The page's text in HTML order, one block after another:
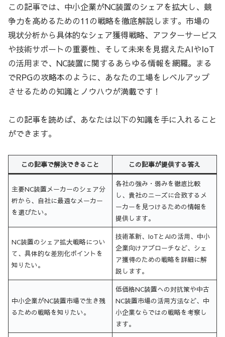
この記事では、中小企業がNC装置のシェアを拡大し、競
争力を高めるための11の戦略を徹底解説します。市場の
現状分析から具体的なシェア獲得戦略、アフターサービス
や技術サポートの重要性、そして未来を見据えたAIやIoT
の活用まで、NC装置に関するあらゆる情報を網羅。まる
でRPGの攻略本のように、あなたの工場をレベルアップ
させるための知識とノウハウが満載です！
この記事を読めば、あなたは以下の知識を手に入れること
ができます。
この記事で解決できること この記事が提供する答え
主要NC装置メーカーのシェア分
析から、自社に最適なメーカー
を選びたい。
各社の強み・弱みを徹底比較
し、貴社のニーズに合致するメ
ーカーを見つけるための情報を
提供します。
NC装置のシェア拡大戦略につい
て、具体的な差別化ポイントを
知りたい。
技術革新、IoTとAIの活用、中小
企業向けアプローチなど、シェ
ア獲得のための戦略を詳細に解
説します。
中小企業がNC装置市場で生き残
るための戦略を知りたい。
低価格NC装置への対抗策や中古
NC装置市場の活用方法など、中
小企業ならではの戦略を考察し
ます。